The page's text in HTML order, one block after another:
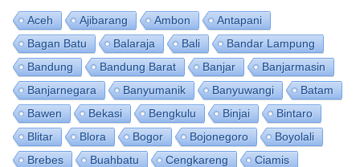
Aceh Ajibarang Ambon
Antapani
Bagan Batu
Balaraja Bali
Bandar Lampung
Bandung
Bandung Barat Banjar
Banjarmasin
Banjarnegara
Banyumanik Banyuwangi
Batam
Bawen
Bekasi Bengkulu Binjai
Bintaro
Blitar
Blora Bogor Bojonegoro
Boyolali
Brebes
Buahbatu Cengkareng
Ciamis